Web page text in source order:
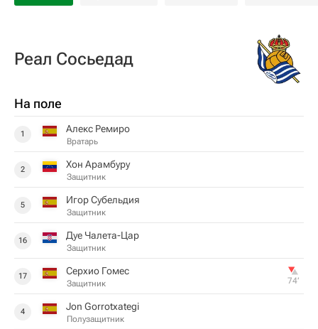
Реал Сосьедад
На поле
1 Алекс Ремиро
Вратарь
2 Хон Арамбуру
Защитник
5 Игор Субельдия
Защитник
16 Дуе Чалета-Цар
Защитник
17 Серхио Гомес
Защитник 74‎’‎
4 Jon Gorrotxategi
Полузащитник